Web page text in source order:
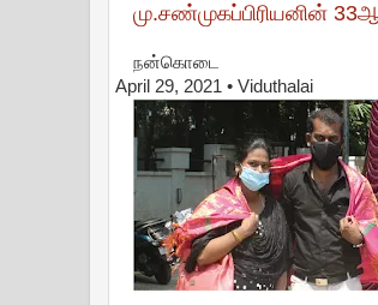
மு.சண்முகப்பிரியனின்
நன்கொடை
April 29, 2021 • Viduthalai